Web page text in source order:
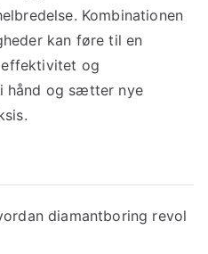
Kombinationen
kan føre til en
og
hånd og sætter nye
diamantboring revol